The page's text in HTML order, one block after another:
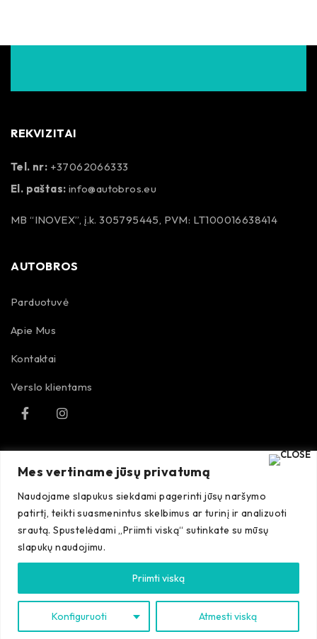
Mes vertiname jūsų privatumą
Naudojame slapukus siekdami pagerinti jūsų naršymo
patirtį, teikti suasmenintus skelbimus ar turinį ir analizuoti
srautą. Spustelėdami „Priimti viską“ sutinkate su mūsų
slapukų naudojimu.
Konfiguruoti Atmesti viską
Priimti viską
REKVIZITAI
Tel. nr: +37062066333
El. paštas: info@autobros.eu
MB “INOVEX”, į.k. 305795445, PVM: LT100016638414
AUTOBROS
Parduotuvė
Apie Mus
Kontaktai
Verslo klientams
TAISYKLĖS
Pirkimo taisyklės
Grąžinimo sąlygos
©Autobros. Visos teisės saugomos. 2023
LT